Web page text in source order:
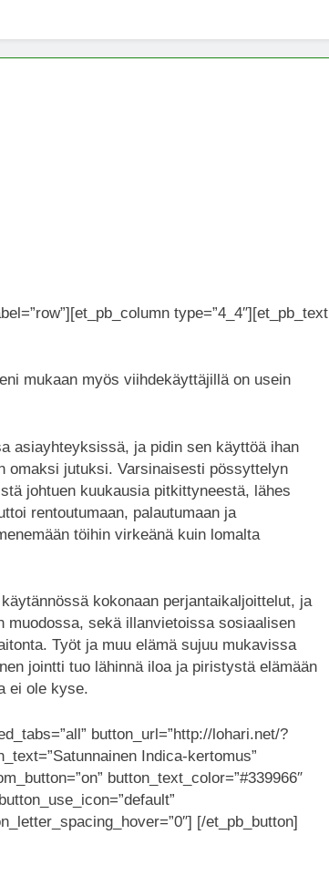
kannalla
viihdekäytön laillistamisesta
type=”4_4″][et_pb_text
mukaan myös viihdekäyttäjillä on usein
asiayhteyksissä, ja pidin sen käyttöä ihan
omaksi jutuksi. Varsinaisesti pössyttelyn
johtuen kuukausia pitkittyneestä, lähes
rentoutumaan, palautumaan ja
töihin virkeänä kuin lomalta
kokonaan perjantaikaljoittelut, ja
muodossa, sekä illanvietoissa sosiaalisen
Työt ja muu elämä sujuu mukavissa
jointti tuo lähinnä iloa ja piristystä elämään
ei ole kyse.
button_url=”http://lohari.net/?
Indica-kertomus”
button_text_color=”#339966″
[/et_pb_button]